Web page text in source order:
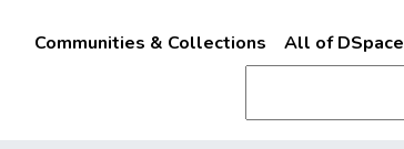
Communities & Collections All of DSpace